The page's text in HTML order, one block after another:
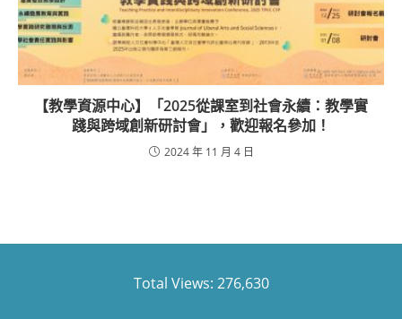
【教學資源中心】「2025從課室到社會永續：教學實
踐與跨域創新研討會」，歡迎報名參加！
2024 年 11 月 4 日
Total Views: 276,630